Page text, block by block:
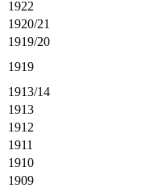
1922
1920/21
1919/20
1919
1913/14
1913
1912
1911
1910
1909